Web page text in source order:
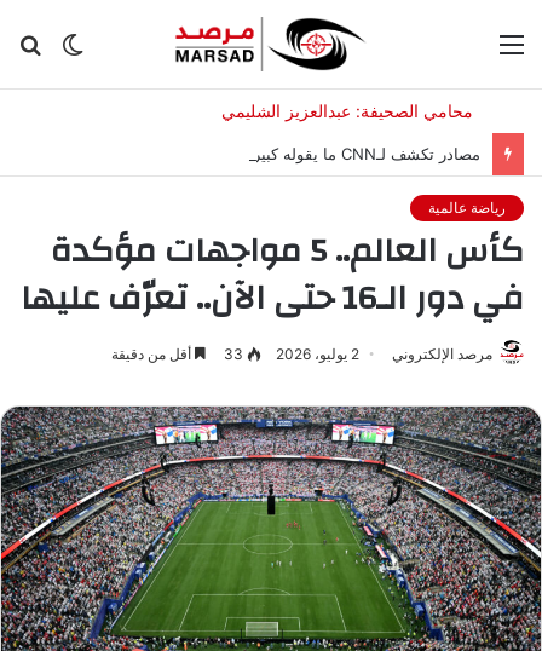
الوضع
رياضة عالمية
كأس العالم.. 5 مواجهات مؤكدة
في دور الـ16 حتى الآن.. تعرّف عليها
مرصد الإلكتروني 2 يوليو، 2026 33 أقل من دقيقة